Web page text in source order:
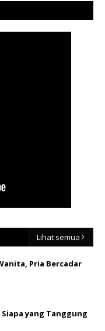
Lihat semua
Pria Bercadar
yang Tanggung